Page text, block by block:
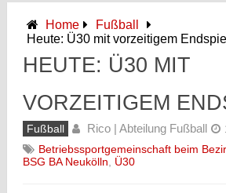
Home
Fußball
Heute: Ü30 mit vorzeitigem
HEUTE: Ü30 MIT
VORZEITIGEM
Fußball Rico | Abteilung Fußball
Betriebssportgemeinschaft beim
BSG BA Neukölln
Ü30